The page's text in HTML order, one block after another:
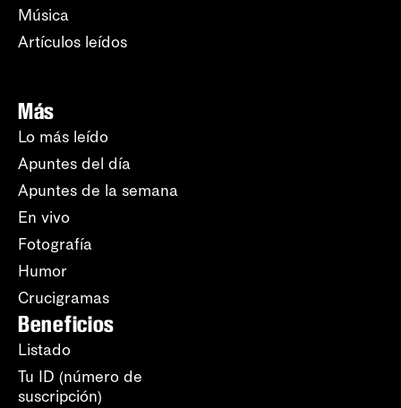
Música
Artículos leídos
Más
Lo más leído
Apuntes del día
Apuntes de la semana
En vivo
Fotografía
Humor
Crucigramas
Beneficios
Listado
Tu ID (número de
suscripción)